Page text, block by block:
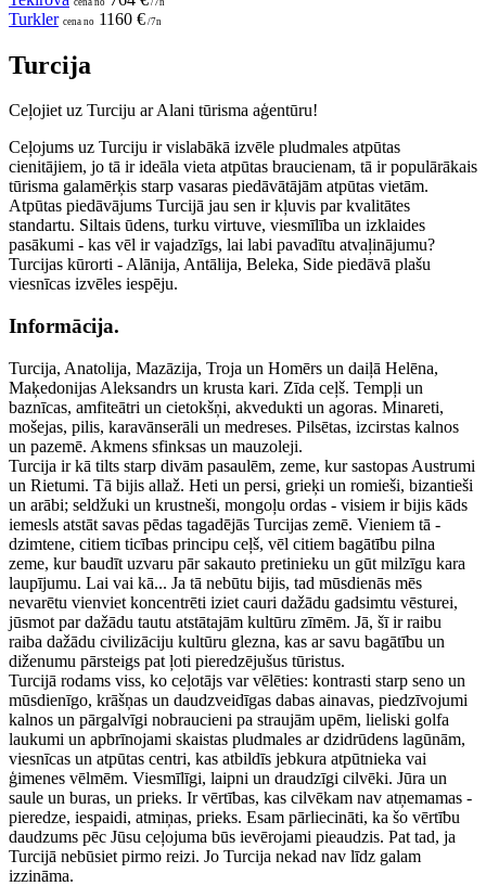
Turkler cena no 1160 € /7n
Turcija
Ceļojiet uz Turciju ar Alani tūrisma aģentūru!
Ceļojums uz Turciju ir vislabākā izvēle pludmales atpūtas
cienitājiem, jo tā ir ideāla vieta atpūtas braucienam, tā ir populārākais
tūrisma galamērķis starp vasaras piedāvātājām atpūtas vietām.
Atpūtas piedāvājums Turcijā jau sen ir kļuvis par kvalitātes
standartu. Siltais ūdens, turku virtuve, viesmīlība un izklaides
pasākumi - kas vēl ir vajadzīgs, lai labi pavadītu atvaļinājumu?
Turcijas kūrorti - Alānija, Antālija, Beleka, Side piedāvā plašu
viesnīcas izvēles iespēju.
Informācija.
Turcija, Anatolija, Mazāzija, Troja un Homērs un daiļā Helēna,
Maķedonijas Aleksandrs un krusta kari. Zīda ceļš. Tempļi un
baznīcas, amfiteātri un cietokšņi, akvedukti un agoras. Minareti,
mošejas, pilis, karavānserāli un medreses. Pilsētas, izcirstas kalnos
un pazemē. Akmens sfinksas un mauzoleji.
Turcija ir kā tilts starp divām pasaulēm, zeme, kur sastopas Austrumi
un Rietumi. Tā bijis allaž. Heti un persi, grieķi un romieši, bizantieši
un arābi; seldžuki un krustneši, mongoļu ordas - visiem ir bijis kāds
iemesls atstāt savas pēdas tagadējās Turcijas zemē. Vieniem tā -
dzimtene, citiem ticības principu ceļš, vēl citiem bagātību pilna
zeme, kur baudīt uzvaru pār sakauto pretinieku un gūt milzīgu kara
laupījumu. Lai vai kā... Ja tā nebūtu bijis, tad mūsdienās mēs
nevarētu vienviet koncentrēti iziet cauri dažādu gadsimtu vēsturei,
jūsmot par dažādu tautu atstātajām kultūru zīmēm. Jā, šī ir raibu
raiba dažādu civilizāciju kultūru glezna, kas ar savu bagātību un
diženumu pārsteigs pat ļoti pieredzējušus tūristus.
Turcijā rodams viss, ko ceļotājs var vēlēties: kontrasti starp seno un
mūsdienīgo, krāšņas un daudzveidīgas dabas ainavas, piedzīvojumi
kalnos un pārgalvīgi nobraucieni pa straujām upēm, lieliski golfa
laukumi un apbrīnojami skaistas pludmales ar dzidrūdens lagūnām,
viesnīcas un atpūtas centri, kas atbildīs jebkura atpūtnieka vai
ģimenes vēlmēm. Viesmīlīgi, laipni un draudzīgi cilvēki. Jūra un
saule un buras, un prieks. Ir vērtības, kas cilvēkam nav atņemamas -
pieredze, iespaidi, atmiņas, prieks. Esam pārliecināti, ka šo vērtību
daudzums pēc Jūsu ceļojuma būs ievērojami pieaudzis. Pat tad, ja
Turcijā nebūsiet pirmo reizi. Jo Turcija nekad nav līdz galam
izzināma.